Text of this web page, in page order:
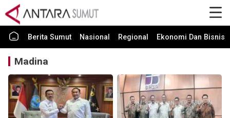
Berita Sumut Nasional Regional Ekonomi Dan Bisnis
Madina